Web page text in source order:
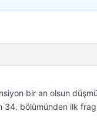
bir an olsun
34. bölümünden ilk